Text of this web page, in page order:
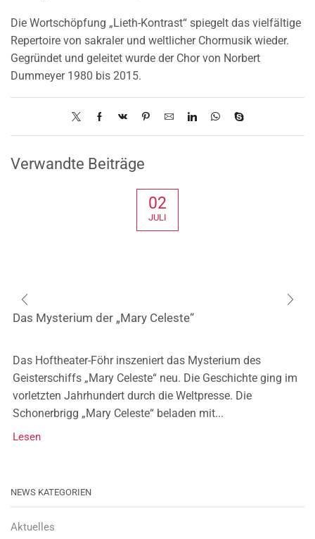
Die Wortschöpfung „Lieth-Kontrast“ spiegelt das vielfältige
Repertoire von sakraler und weltlicher Chormusik wieder.
Gegründet und geleitet wurde der Chor von Norbert
Dummeyer 1980 bis 2015.
Verwandte Beiträge
02
JULI
Das Mysterium der „Mary Celeste“
Das Hoftheater-Föhr inszeniert das Mysterium des
Geisterschiffs „Mary Celeste“ neu. Die Geschichte ging im
vorletzten Jahrhundert durch die Weltpresse. Die
Schonerbrigg „Mary Celeste“ beladen mit...
Lesen
NEWS KATEGORIEN
Aktuelles